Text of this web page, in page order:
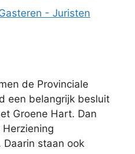
- Juristen
de Provinciale
een belangrijk besluit
Groene Hart. Dan
Daarin staan ook